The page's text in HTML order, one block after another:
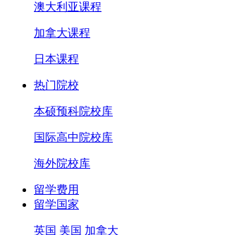
澳大利亚课程
加拿大课程
日本课程
热门院校
本硕预科院校库
国际高中院校库
海外院校库
留学费用
留学国家
英国 美国 加拿大